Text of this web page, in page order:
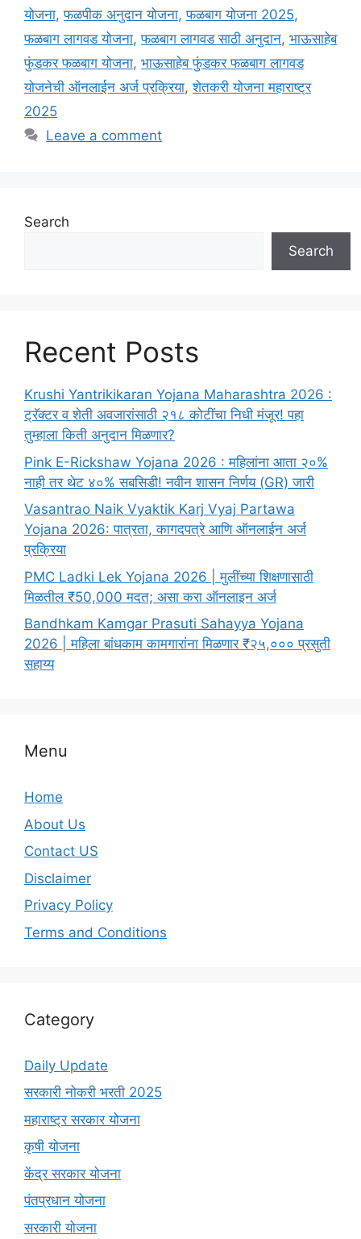
योजना,फळपीक अनुदान योजना,फळबाग योजना 2025,
फळबाग लागवड योजना,फळबाग लागवड साठी अनुदान, भाऊसाहेब
फुंडकर फळबाग योजना, भाऊसाहेब फुंडकर फळबाग लागवड
योजनेची ऑनलाईन अर्ज प्रक्रिया,शेतकरी योजना महाराष्ट्र
2025
Leave a comment
Search
Search
Recent Posts
Krushi Yantrikikaran Yojana Maharashtra 2026 :
ट्रॅक्टर व शेती अवजारांसाठी २१८ कोटींचा निधी मंजूर! पहा
तुम्हाला किती अनुदान मिळणार?
Pink E-Rickshaw Yojana 2026 : महिलांना आता २०%
नाही तर थेट ४०% सबसिडी! नवीन शासन निर्णय (GR) जारी
Vasantrao Naik Vyaktik Karj Vyaj Partawa
Yojana 2026: पात्रता, कागदपत्रे आणि ऑनलाईन अर्ज
प्रक्रिया
PMC Ladki Lek Yojana 2026 | मुलींच्या शिक्षणासाठी
मिळतील ₹50,000 मदत; असा करा ऑनलाइन अर्ज
Bandhkam Kamgar Prasuti Sahayya Yojana
2026 | महिला बांधकाम कामगारांना मिळणार ₹२५,००० प्रसुती
सहाय्य
Menu
Home
About Us
Contact US
Disclaimer
Privacy Policy
Terms and Conditions
Category
Daily Update
सरकारी नोकरी भरती 2025
महाराष्ट्र सरकार योजना
कृषी योजना
केंद्र सरकार योजना
पंतप्रधान योजना
सरकारी योजना